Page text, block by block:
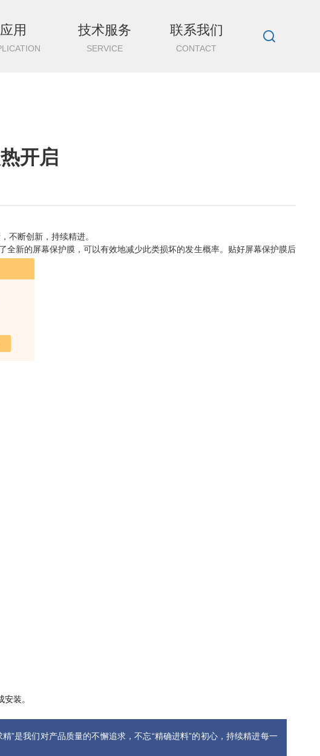
应用 技术服务
SERVICE
联系我们
CONTACT
开启
不断创新，持续精进。
新的屏幕保护膜，可以有效地减少此类损坏的发生概率。贴好屏幕保护膜后
装。
”是我们对产品质量的不懈追求，不忘“精确进料”的初心，持续精进每一